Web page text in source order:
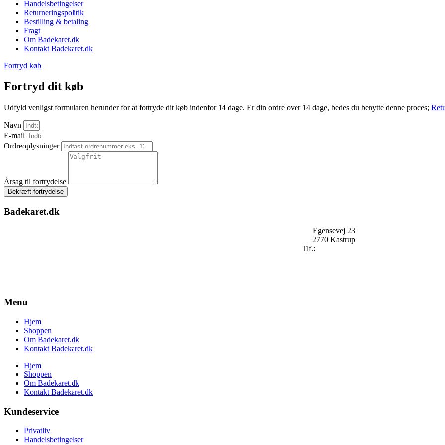
Handelsbetingelser
Returneringspolitik
Bestilling & betaling
Fragt
Om Badekaret.dk
Kontakt Badekaret.dk
Fortryd køb
Fortryd dit køb
Udfyld venligst formularen herunder for at fortryde dit køb indenfor 14 dage. Er din ordre over 14 dage, bedes du benytte denne proces;
Navn
E-mail
Ordreoplysninger
Årsag til fortrydelse
Bekræft fortrydelse
Badekaret.dk
Egensevej 23
2770 Kastrup
Tlf.:
Menu
Hjem
Shoppen
Om Badekaret.dk
Kontakt Badekaret.dk
Hjem
Shoppen
Om Badekaret.dk
Kontakt Badekaret.dk
Kundeservice
Privatliv
Handelsbetingelser